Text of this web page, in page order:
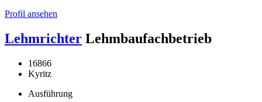
Profil ansehen
Lehmrichter Lehmbaufachbetrieb
16866
Kyritz
Ausführung